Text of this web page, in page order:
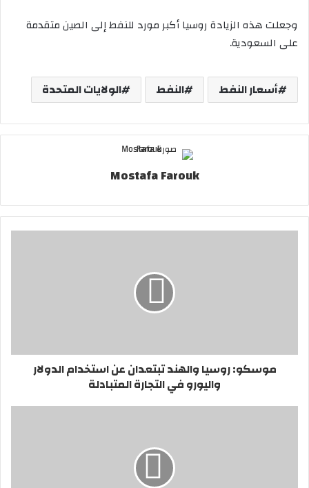
وجعلت هذه الزيادة روسيا أكبر مورد للنفط إلى الصين متقدمة
على السعودية.
أسعار النفط النفط الولايات المتحدة
Mostafa Farouk
موسكو: روسيا والهند تبتعدان عن استخدام الدولار
واليورو في التجارة المتبادلة